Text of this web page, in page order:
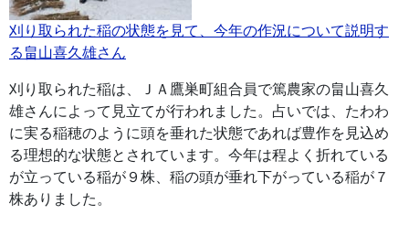
刈り取られた稲の状態を見て、今年の作況について説明す
る畠山喜久雄さん
刈り取られた稲は、ＪＡ鷹巣町組合員で篤農家の畠山喜久
雄さんによって見立てが行われました。占いでは、たわわ
に実る稲穂のように頭を垂れた状態であれば豊作を見込め
る理想的な状態とされています。今年は程よく折れている
が立っている稲が９株、稲の頭が垂れ下がっている稲が７
株ありました。